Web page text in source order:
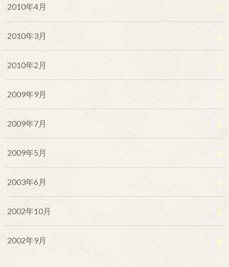
2010年4月
2010年3月
2010年2月
2009年9月
2009年7月
2009年5月
2003年6月
2002年10月
2002年9月